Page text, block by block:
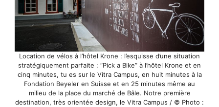
Location de vélos à l’hôtel Krone : l’esquisse d’une situation
stratégiquement parfaite : “Pick a Bike” à l’hôtel Krone et en
cinq minutes, tu es sur le Vitra Campus, en huit minutes à la
Fondation Beyeler en Suisse et en 25 minutes même au
milieu de la place du marché de Bâle. Notre première
destination, très orientée design, le Vitra Campus / © Photo :